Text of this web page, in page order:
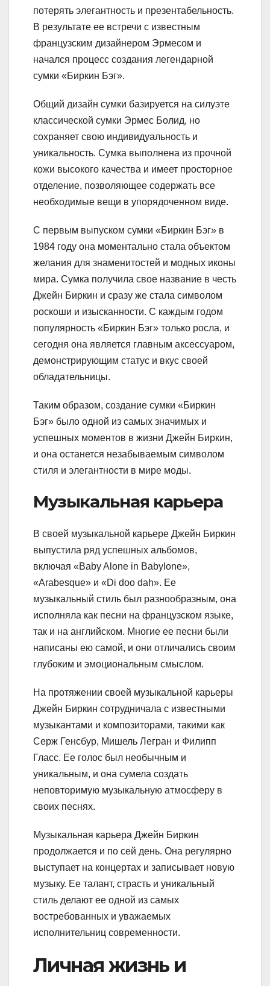
потерять элегантность и презентабельность.
В результате ее встречи с известным
французским дизайнером Эрмесом и
начался процесс создания легендарной
сумки «Биркин Бэг».
Общий дизайн сумки базируется на силуэте
классической сумки Эрмес Болид, но
сохраняет свою индивидуальность и
уникальность. Сумка выполнена из прочной
кожи высокого качества и имеет просторное
отделение, позволяющее содержать все
необходимые вещи в упорядоченном виде.
С первым выпуском сумки «Биркин Бэг» в
1984 году она моментально стала объектом
желания для знаменитостей и модных иконы
мира. Сумка получила свое название в честь
Джейн Биркин и сразу же стала символом
роскоши и изысканности. С каждым годом
популярность «Биркин Бэг» только росла, и
сегодня она является главным аксессуаром,
демонстрирующим статус и вкус своей
обладательницы.
Таким образом, создание сумки «Биркин
Бэг» было одной из самых значимых и
успешных моментов в жизни Джейн Биркин,
и она останется незабываемым символом
стиля и элегантности в мире моды.
Музыкальная карьера
В своей музыкальной карьере Джейн Биркин
выпустила ряд успешных альбомов,
включая «Baby Alone in Babylone»,
«Arabesque» и «Di doo dah». Ее
музыкальный стиль был разнообразным, она
исполняла как песни на французском языке,
так и на английском. Многие ее песни были
написаны ею самой, и они отличались своим
глубоким и эмоциональным смыслом.
На протяжении своей музыкальной карьеры
Джейн Биркин сотрудничала с известными
музыкантами и композиторами, такими как
Серж Генсбур, Мишель Легран и Филипп
Гласс. Ее голос был необычным и
уникальным, и она сумела создать
неповторимую музыкальную атмосферу в
своих песнях.
Музыкальная карьера Джейн Биркин
продолжается и по сей день. Она регулярно
выступает на концертах и записывает новую
музыку. Ее талант, страсть и уникальный
стиль делают ее одной из самых
востребованных и уважаемых
исполнительниц современности.
Личная жизнь и